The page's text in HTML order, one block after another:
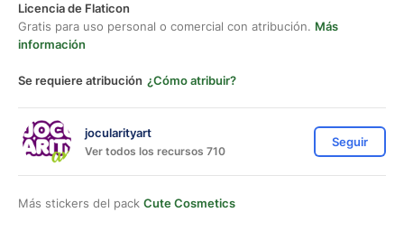
Licencia de Flaticon
Gratis para uso personal o comercial con atribución. Más
información
Se requiere atribución ¿Cómo atribuir?
jocularityart
Ver todos los recursos 710
Seguir
Más stickers del pack Cute Cosmetics